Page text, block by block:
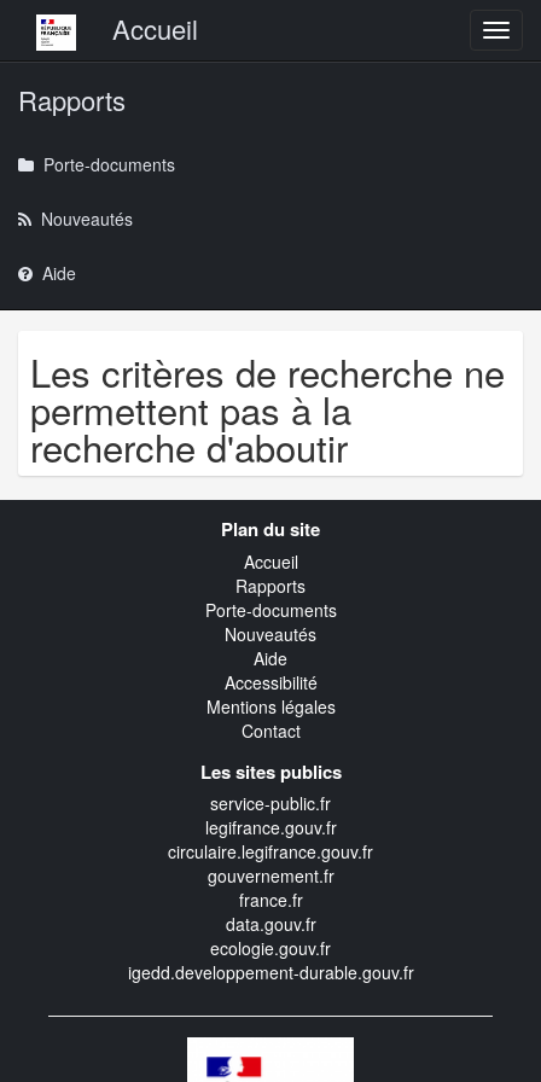
Menu principalAccueil
Rapports
Porte-documents
Nouveautés
Aide
Les critères de recherche ne
permettent pas à la
recherche d'aboutir
Plan du site
Accueil
Rapports
Porte-documents
Nouveautés
Aide
Accessibilité
Mentions légales
Contact
Les sites publics
service-public.fr
legifrance.gouv.fr
circulaire.legifrance.gouv.fr
gouvernement.fr
france.fr
data.gouv.fr
ecologie.gouv.fr
igedd.developpement-durable.gouv.fr